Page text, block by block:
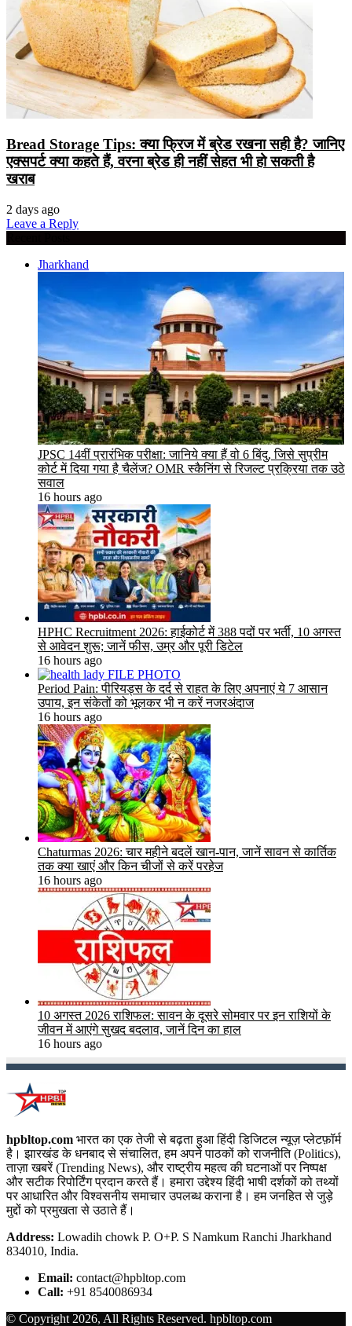
Bread Storage Tips: क्या फ्रिज में ब्रेड रखना सही है? जानिए
एक्सपर्ट क्या कहते हैं, वरना ब्रेड ही नहीं सेहत भी हो सकती है
खराब
2 days ago
Leave a Reply
Jharkhand
JPSC 14वीं प्रारंभिक परीक्षा: जानिये क्या हैं वो 6 बिंदु, जिसे सुप्रीम
कोर्ट में दिया गया है चैलेंज? OMR स्कैनिंग से रिजल्ट प्रक्रिया तक उठे
सवाल
16 hours ago
HPHC Recruitment 2026: हाईकोर्ट में 388 पदों पर भर्ती, 10 अगस्त
से आवेदन शुरू; जानें फीस, उम्र और पूरी डिटेल
16 hours ago
Period Pain: पीरियड्स के दर्द से राहत के लिए अपनाएं ये 7 आसान
उपाय, इन संकेतों को भूलकर भी न करें नजरअंदाज
16 hours ago
Chaturmas 2026: चार महीने बदलें खान-पान, जानें सावन से कार्तिक
तक क्या खाएं और किन चीजों से करें परहेज
16 hours ago
10 अगस्त 2026 राशिफल: सावन के दूसरे सोमवार पर इन राशियों के
जीवन में आएंगे सुखद बदलाव, जानें दिन का हाल
16 hours ago
hpbltop.com भारत का एक तेजी से बढ़ता हुआ हिंदी डिजिटल न्यूज़ प्लेटफ़ॉर्म
है। झारखंड के धनबाद से संचालित, हम अपने पाठकों को राजनीति (Politics),
ताज़ा खबरें (Trending News), और राष्ट्रीय महत्व की घटनाओं पर निष्पक्ष
और सटीक रिपोर्टिंग प्रदान करते हैं। हमारा उद्देश्य हिंदी भाषी दर्शकों को तथ्यों
पर आधारित और विश्वसनीय समाचार उपलब्ध कराना है। हम जनहित से जुड़े
मुद्दों को प्रमुखता से उठाते हैं।
Address: Lowadih chowk P. O+P. S Namkum Ranchi Jharkhand
834010, India.
Email: contact@hpbltop.com
Call: +91 8540086934
© Copyright 2026, All Rights Reserved. hpbltop.com